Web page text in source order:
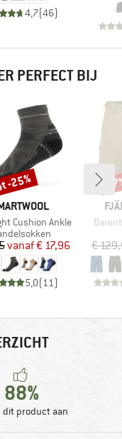
4,7(46)
PERFECT BIJ
Cushion Ankle
Prijs
Verlaagde prijs
vanaf€ 17,96
5,0(11 )
-25%
Artikel
€
-
88%
dit product aan